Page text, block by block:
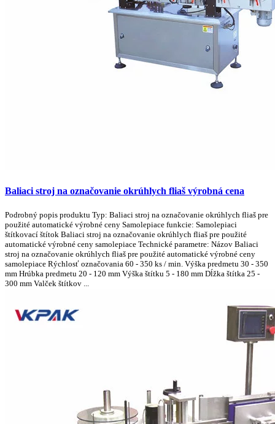
Baliaci stroj na označovanie okrúhlych fliaš výrobná cena
Podrobný popis produktu Typ: Baliaci stroj na označovanie okrúhlych fliaš pre
použité automatické výrobné ceny Samolepiace funkcie: Samolepiaci
štítkovací štítok Baliaci stroj na označovanie okrúhlych fliaš pre použité
automatické výrobné ceny samolepiace Technické parametre: Názov Baliaci
stroj na označovanie okrúhlych fliaš pre použité automatické výrobné ceny
samolepiace Rýchlosť označovania 60 - 350 ks / min. Výška predmetu 30 - 350
mm Hrúbka predmetu 20 - 120 mm Výška štítku 5 - 180 mm Dĺžka štítka 25 -
300 mm Valček štítkov ...